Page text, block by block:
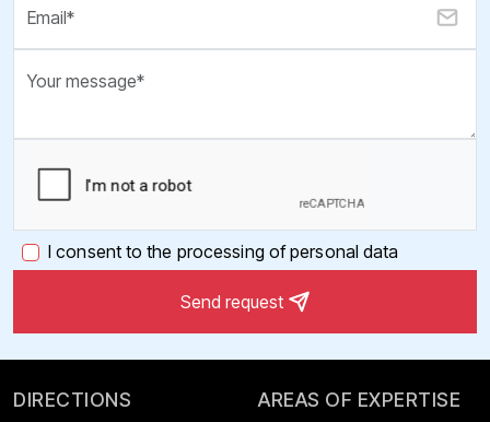
I consent to the processing of personal data
Send request
DIRECTIONS AREAS OF EXPERTISE